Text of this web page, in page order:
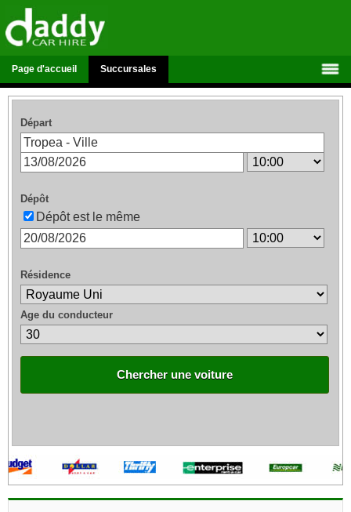
Page d'accueil Succursales
Départ
Dépôt
Dépôt est le même
Résidence
Age du conducteur
Chercher une voiture